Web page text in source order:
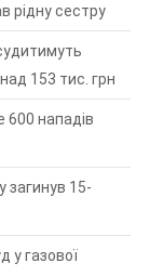
рідну сестру
153 тис. грн
600 нападів
загинув 15-
у газової